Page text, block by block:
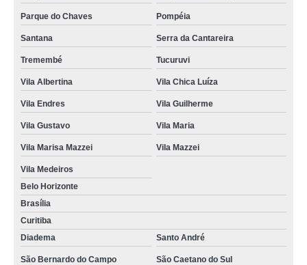
Parque do Chaves Pompéia
Santana Serra da Cantareira
Tremembé Tucuruvi
Vila Albertina Vila Chica Luíza
Vila Endres Vila Guilherme
Vila Gustavo Vila Maria
Vila Marisa Mazzei Vila Mazzei
Vila Medeiros
Belo Horizonte
Brasília
Curitiba
Diadema
Santo André
São Bernardo do Campo
São Caetano do Sul